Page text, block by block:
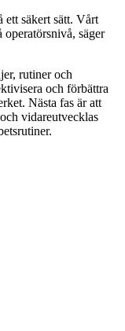
ett säkert sätt. Vårt
operatörsnivå, säger
rutiner och
och förbättra
Nästa fas är att
vidareutvecklas